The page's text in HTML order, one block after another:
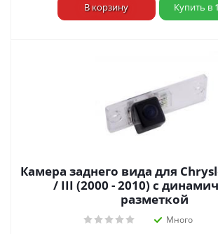
В корзину Купить в
Камера заднего вида для
/ III (2000 - 2010) с
разметкой
Много